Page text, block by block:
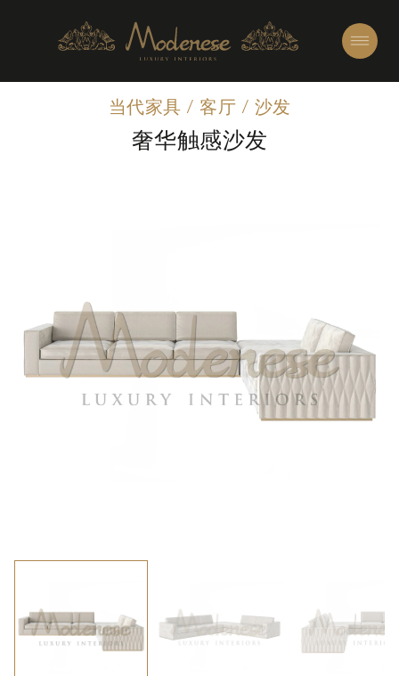
当代家具 / 客厅 / 沙发
奢华触感沙发